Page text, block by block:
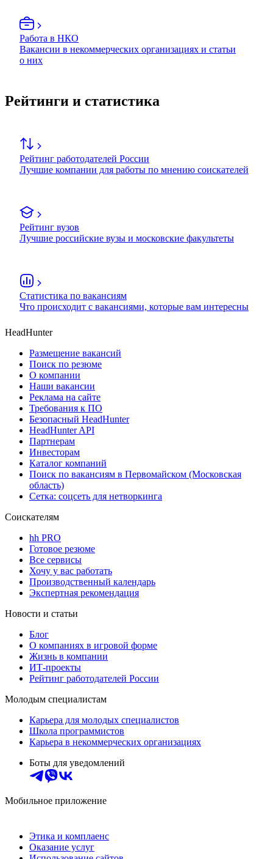
Работа в НКО
Вакансии в некоммерческих организациях и статьи
о них
Рейтинги и статистика
Рейтинг работодателей России
Лучшие компании для работы по мнению соискателей
Рейтинг вузов
Лучшие российские вузы и московские факультеты
Статистика по вакансиям
Что происходит с вакансиями, которые вам интересны
HeadHunter
Размещение вакансий
Поиск по резюме
О компании
Наши вакансии
Реклама на сайте
Требования к ПО
Безопасный HeadHunter
HeadHunter API
Партнерам
Инвесторам
Каталог компаний
Поиск по вакансиям в Первомайском (Московская
область)
Сетка: соцсеть для нетворкинга
Соискателям
hh PRO
Готовое резюме
Все сервисы
Хочу у вас работать
Производственный календарь
Экспертная рекомендация
Новости и статьи
Блог
О компаниях в игровой форме
Жизнь в компании
ИТ-проекты
Рейтинг работодателей России
Молодым специалистам
Карьера для молодых специалистов
Школа программистов
Карьера в некоммерческих организациях
Боты для уведомлений
Мобильное приложение
Этика и комплаенс
Оказание услуг